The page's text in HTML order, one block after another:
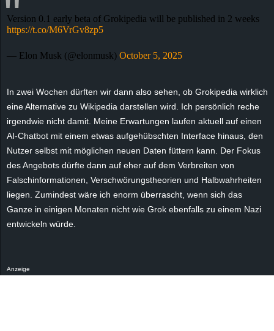
o
Version 0.1 early beta of Grokipedia will be published in 2 weeks
https://t.co/M6VrGv8zp5
— Elon Musk (@elonmusk) October 5, 2025
In zwei Wochen dürften wir dann also sehen, ob Grokipedia wirklich
eine Alternative zu Wikipedia darstellen wird. Ich persönlich reche
irgendwie nicht damit. Meine Erwartungen laufen aktuell auf einen
AI-Chatbot mit einem etwas aufgehübschten Interface hinaus, den
Nutzer selbst mit möglichen neuen Daten füttern kann. Der Fokus
des Angebots dürfte dann auf eher auf dem Verbreiten von
Falschinformationen, Verschwörungstheorien und Halbwahrheiten
liegen. Zumindest wäre ich enorm überrascht, wenn sich das
Ganze in einigen Monaten nicht wie Grok ebenfalls zu einem Nazi
entwickeln würde.
Anzeige